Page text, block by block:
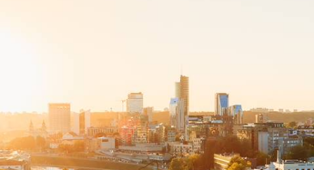
Le GuideTallinn